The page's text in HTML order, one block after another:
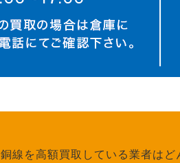
銅線を高額買取している業者はど